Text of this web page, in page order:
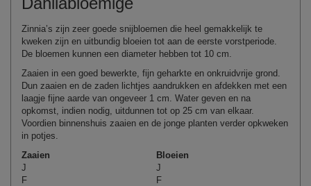
Zinnia’s zijn zeer goede snijbloemen die heel gemakkelijk te
kweken zijn en uitbundig bloeien tot aan de eerste vorstperiode.
De bloemen kunnen een diameter hebben tot 10 cm.
Zaaien in een goed bewerkte, fijn geharkte en onkruidvrije grond.
Dun zaaien en de zaden lichtjes aandrukken en afdekken met een
laagje fijne aarde van ongeveer 1 cm. Water geven en na
opkomst, indien nodig, uitdunnen tot op 25 cm van elkaar.
Voordien binnenshuis zaaien en de jonge planten verder opkweken
in potjes.
Zaaien
Bloeien
J
J
F
F